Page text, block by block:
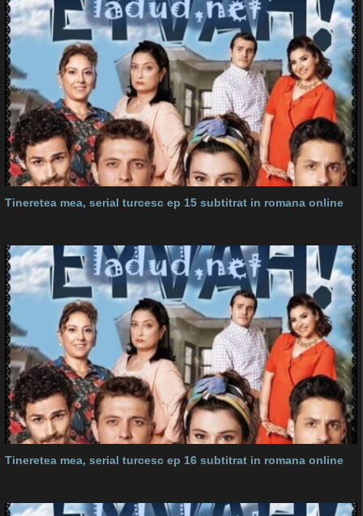
Tineretea mea, serial turcesc ep 15 subtitrat in romana online
Tineretea mea, serial turcesc ep 16 subtitrat in romana online